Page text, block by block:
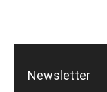
Newsletter